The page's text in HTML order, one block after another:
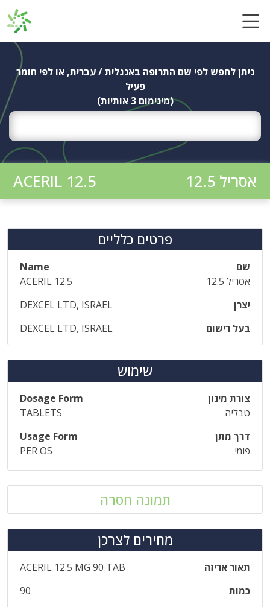
ניתן לחפש לפי שם התרופה באנגלית / עברית, או לפי חומר
פעיל
(מינימום 3 אותיות)
אסריל 12.5 ACERIL 12.5
פרטים כלליים
שם
Name
אסריל 12.5
ACERIL 12.5
יצרן
DEXCEL LTD, ISRAEL
בעל רישום
DEXCEL LTD, ISRAEL
שימוש
צורת מינון
Dosage Form
טבליה
TABLETS
דרך מתן
Usage Form
פומי
PER OS
תמונה חסרה
מחירים לצרכן
תאור אריזה
‎ACERIL‎ ‎12‎.‎5‎ ‎MG‎ ‎90‎ ‎TAB
כמות
90